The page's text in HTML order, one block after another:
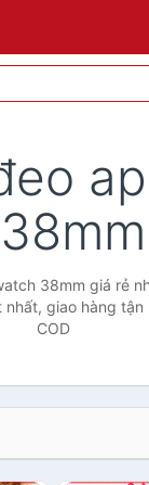
38mm giá rẻ
giao hàng tận
COD